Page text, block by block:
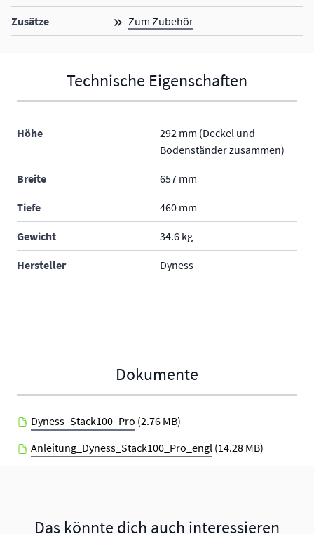
Zusätze Zum Zubehör
Technische Eigenschaften
Höhe
292 mm (Deckel und
Bodenständer zusammen)
Breite 657 mm
Tiefe 460 mm
Gewicht 34.6 kg
Hersteller Dyness
Dokumente
Dyness_Stack100_Pro (2.76 MB)
Anleitung_Dyness_Stack100_Pro_engl (14.28 MB)
Das könnte dich auch interessieren